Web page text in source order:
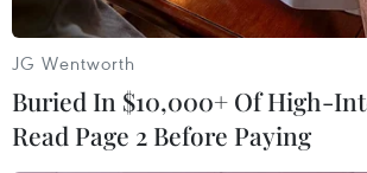
Tâm lý hứng khởi cũng lan sang
phiếu đồng loạt đi lên giúp chỉ
ghi thêm 2,91 điểm (+4,2%) và
điểm. Thanh khoản của thị
triệu đơn vị, tương ứng 1.486,34 tỷ
JG Wentworth
Buried In $10,000+ Of High-
Read Page 2 Before Paying